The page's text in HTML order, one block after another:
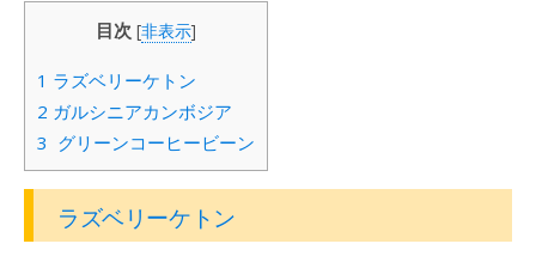
目次 [非表示]
1 ラズベリーケトン
2 ガルシニアカンボジア
3 グリーンコーヒービーン
ラズベリーケトン